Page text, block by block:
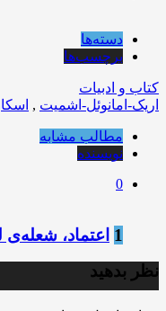
دسته‌ها
برچسب‌ها
کتاب و ادبیات
اریک-امانوئل-اشمیت ,
مطالب مشابه
نویسنده
0
1 اعتماد، شعله‌ی
نظر بدهید